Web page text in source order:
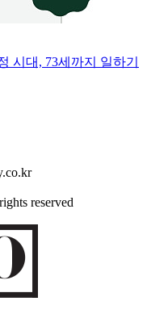
시대, 73세까지 일하기
reserved